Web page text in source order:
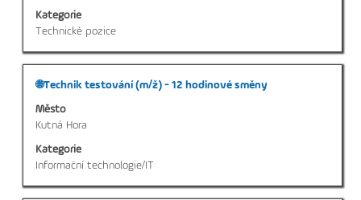
Kategorie
Technické pozice
o
profesi.
Titul
🌐Technik testování (m/ž) - 12 hodinové směny
Město
Kutná Hora
Kategorie
Informační technologie/IT
Vyberte
mezerníkem
zobrazení
informací
o
profesi.